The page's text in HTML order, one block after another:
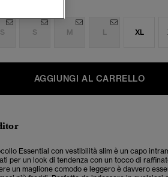
S M L XL
AGGIUNGI AL CARRELLO
Essential con vestibilità slim è un capo
per un look di tendenza con un tocco di
un maglione comodo e leggero è davvero